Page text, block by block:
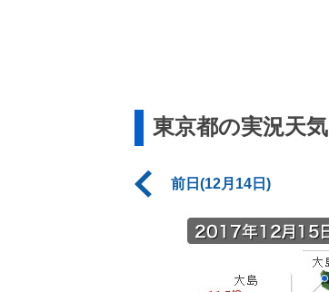
東京都の実況天気
前日(12月14日)